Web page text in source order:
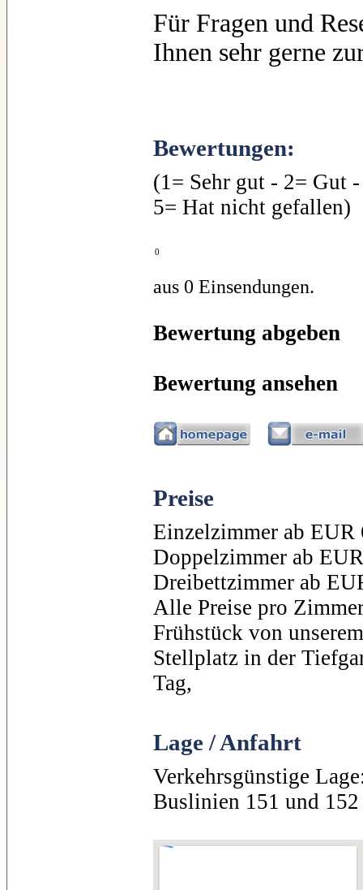
Für Fragen und
Ihnen sehr gerne
Bewertungen:
(1= Sehr gut - 2= Gut
5= Hat nicht gefallen)
0
aus 0 Einsendungen.
Bewertung abgeben
Bewertung ansehen
Preise
Einzelzimmer ab EUR
Doppelzimmer ab
Dreibettzimmer ab
Alle Preise pro
Frühstück von
Stellplatz in der
Tag,
Lage / Anfahrt
Verkehrsgünstige
Buslinien 151 und